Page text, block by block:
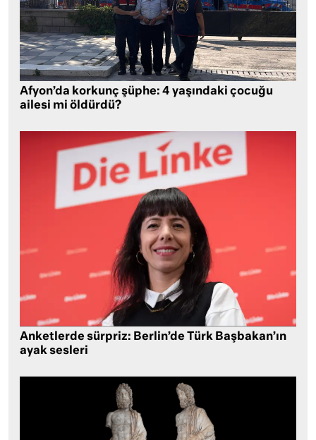
Afyon’da korkunç şüphe: 4 yaşındaki çocuğu
ailesi mi öldürdü?
Anketlerde sürpriz: Berlin’de Türk Başbakan’ın
ayak sesleri